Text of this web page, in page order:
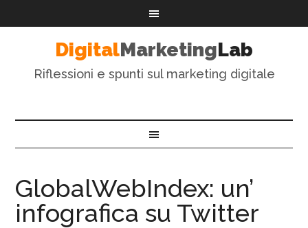
DigitalMarketingLab
Riflessioni e spunti sul marketing digitale
GlobalWebIndex: un’
infografica su Twitter